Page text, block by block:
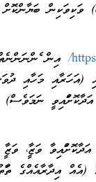
ވަކިވަކިން
އިން
(އަހަރާއި މަހާއި
ނަމަވެސް)
ވަޒީފާ، ވަޒީފާ
އިދާރާއެއްގެ